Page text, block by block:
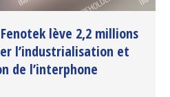
lève 2,2 millions
l’industrialisation et
de l’interphone